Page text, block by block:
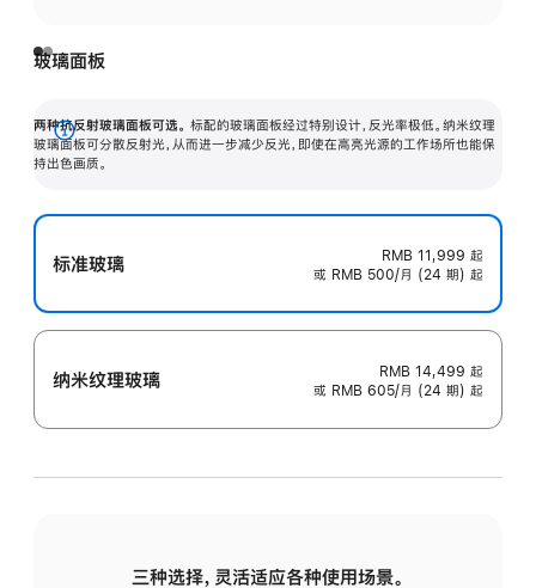
玻璃面板
两种抗反射玻璃面板可选。 标配的玻璃面板经过特别设计，反光率极低。纳米纹理
玻璃面板可分散反射光，从而进一步减少反光，即使在高亮光源的工作场所也能保
持出色画质。
展
开
标准玻璃 RMB 11,999 起
或 RMB 500/月 (24 期) 起
纳米纹理玻璃 RMB 14,499 起
或 RMB 605/月 (24 期) 起
三种选择，灵活适应各种使用场景。